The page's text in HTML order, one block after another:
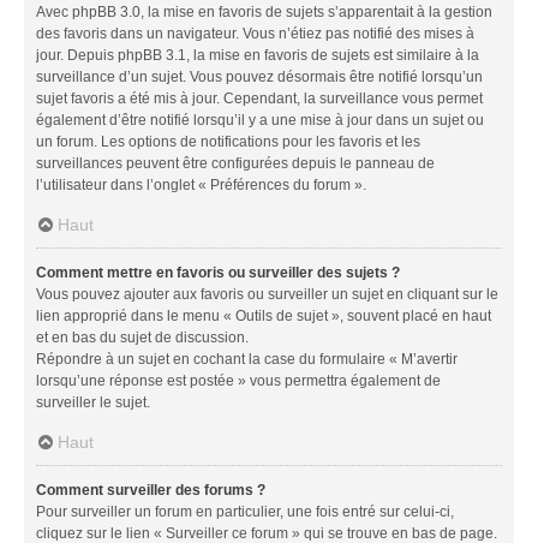
Avec phpBB 3.0, la mise en favoris de sujets s’apparentait à la gestion
des favoris dans un navigateur. Vous n’étiez pas notifié des mises à
jour. Depuis phpBB 3.1, la mise en favoris de sujets est similaire à la
surveillance d’un sujet. Vous pouvez désormais être notifié lorsqu’un
sujet favoris a été mis à jour. Cependant, la surveillance vous permet
également d’être notifié lorsqu’il y a une mise à jour dans un sujet ou
un forum. Les options de notifications pour les favoris et les
surveillances peuvent être configurées depuis le panneau de
l’utilisateur dans l’onglet « Préférences du forum ».
Haut
Comment mettre en favoris ou surveiller des sujets ?
Vous pouvez ajouter aux favoris ou surveiller un sujet en cliquant sur le
lien approprié dans le menu « Outils de sujet », souvent placé en haut
et en bas du sujet de discussion.
Répondre à un sujet en cochant la case du formulaire « M’avertir
lorsqu’une réponse est postée » vous permettra également de
surveiller le sujet.
Haut
Comment surveiller des forums ?
Pour surveiller un forum en particulier, une fois entré sur celui-ci,
cliquez sur le lien « Surveiller ce forum » qui se trouve en bas de page.